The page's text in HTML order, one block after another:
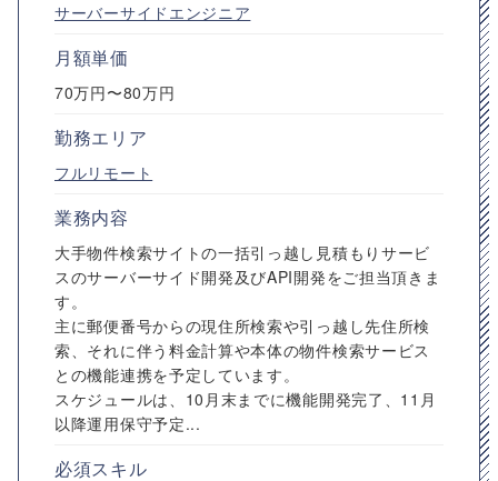
サーバーサイドエンジニア
月額単価
70万円〜80万円
勤務エリア
フルリモート
業務内容
大手物件検索サイトの一括引っ越し見積もりサービ
スのサーバーサイド開発及びAPI開発をご担当頂きま
す。
主に郵便番号からの現住所検索や引っ越し先住所検
索、それに伴う料金計算や本体の物件検索サービス
との機能連携を予定しています。
スケジュールは、10月末までに機能開発完了、11月
以降運用保守予定...
必須スキル